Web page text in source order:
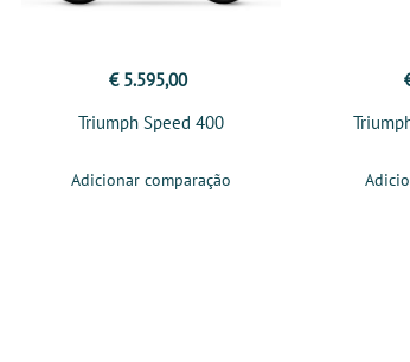
€ 5.595,00
Triumph Speed 400
Adicionar comparação